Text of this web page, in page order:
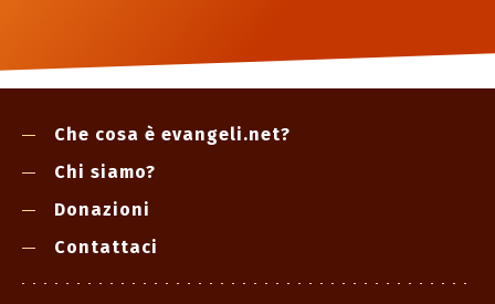
Che cosa è evangeli.net?
Chi siamo?
Donazioni
Contattaci